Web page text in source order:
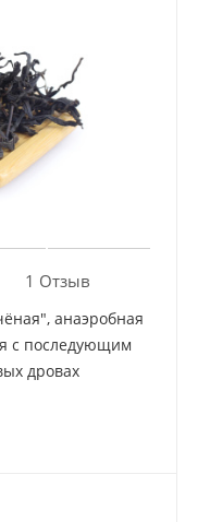
1 Отзыв
анаэробная
с последующим
дровах